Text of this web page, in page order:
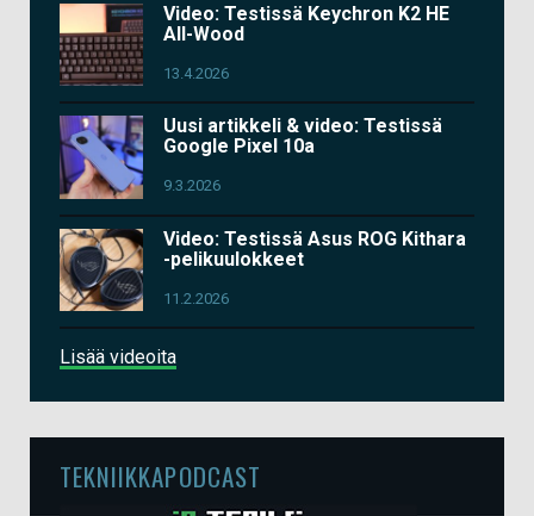
Video: Testissä Keychron K2 HE
All-Wood
13.4.2026
Uusi artikkeli & video: Testissä
Google Pixel 10a
9.3.2026
Video: Testissä Asus ROG Kithara
-pelikuulokkeet
11.2.2026
Lisää videoita
TEKNIIKKAPODCAST